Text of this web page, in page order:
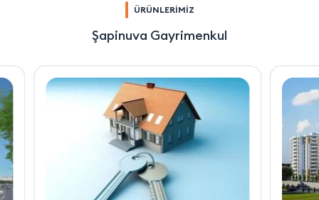
ÜRÜNLERİMİZ
Şapinuva Gayrimenkul